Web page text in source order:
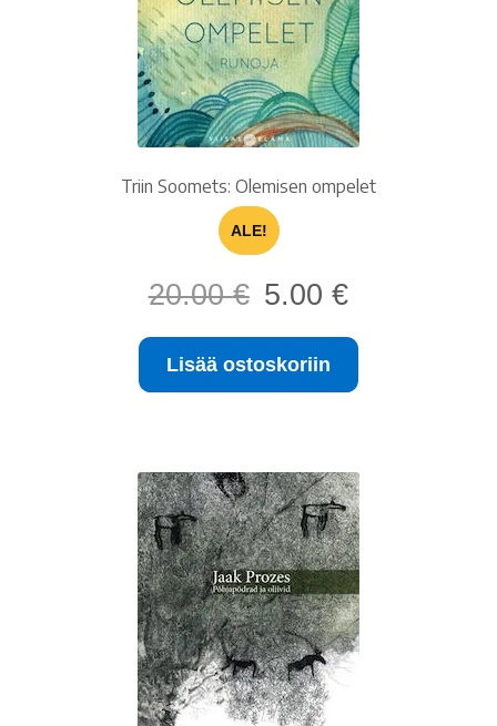
Triin Soomets: Olemisen ompelet
ALE!
20.00€
Alkuperäinen
hinta
oli:
20.00 €.
5.00€Nykyinen
on:
Lisää ostoskoriin